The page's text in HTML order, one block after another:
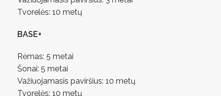
Tvorelės: 10 metų
BASE+
Rėmas: 5 metai
Šonai: 5 metai
Važiuojamasis paviršius: 10 metų
Tvorelės: 10 metų